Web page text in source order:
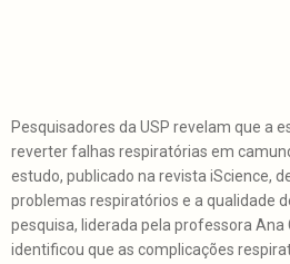
Pesquisadores da USP revelam que a
reverter falhas respiratórias em
estudo, publicado na revista iScience,
problemas respiratórios e a qualidade
pesquisa, liderada pela professora Ana
identificou que as complicações